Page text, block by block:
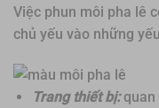
Việc phun môi pha lê
chủ yếu vào những
Trang thiết bị:quan